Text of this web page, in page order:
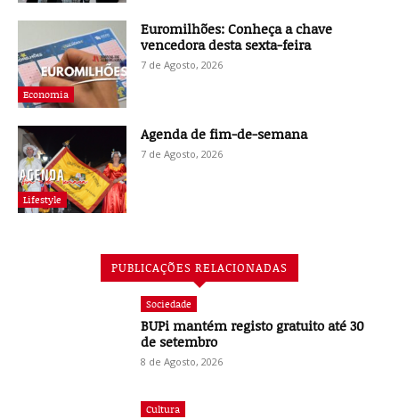
Economia
Euromilhões: Conheça a chave
vencedora desta sexta-feira
7 de Agosto, 2026
Lifestyle
Agenda de fim-de-semana
7 de Agosto, 2026
PUBLICAÇÕES RELACIONADAS
Sociedade
BUPi mantém registo gratuito até 30
de setembro
8 de Agosto, 2026
Cultura